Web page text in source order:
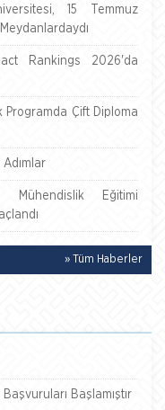
15 Temmuz
Rankings 2026'da
Programda Çift Diploma
Mühendislik Eğitimi
» Tüm Haberler
Başlamıştır